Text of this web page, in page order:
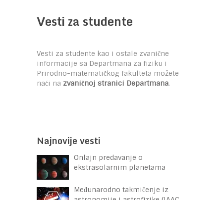
Vesti za studente
Vesti za studente kao i ostale zvanične
informacije sa Departmana za fiziku i
Prirodno-matematičkog fakulteta možete
naći na zvaničnoj stranici Departmana.
Najnovije vesti
Onlajn predavanje o
ekstrasolarnim planetama
Međunarodno takmičenje iz